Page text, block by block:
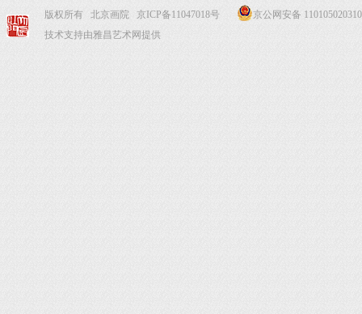
版权所有 北京画院 京ICP备11047018号
京公网安备
技术支持由雅昌艺术网提供